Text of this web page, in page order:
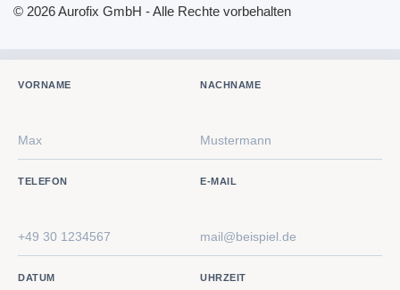
© 2026 Aurofix GmbH - Alle Rechte vorbehalten
VORNAME NACHNAME
TELEFON E-MAIL
DATUM UHRZEIT